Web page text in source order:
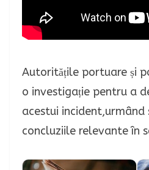
Autoritățile portuare și
o investigație pentru a
acestui incident,urmând
concluziile relevante în